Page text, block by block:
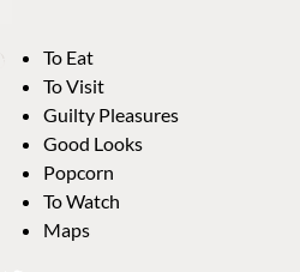
To Eat
To Visit
Guilty Pleasures
Good Looks
Popcorn
To Watch
Maps